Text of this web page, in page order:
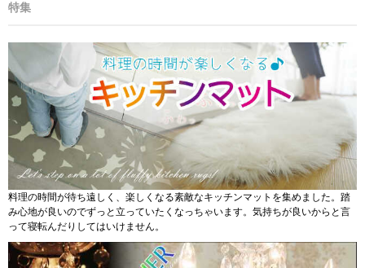
特集
料理の時間が待ち遠しく、楽しくなる素敵なキッチンマットを集めました。踏
み心地が良いのでずっと立っていたくなっちゃいます。気持ちが良いからと言
って寝転んだりしてはいけません。